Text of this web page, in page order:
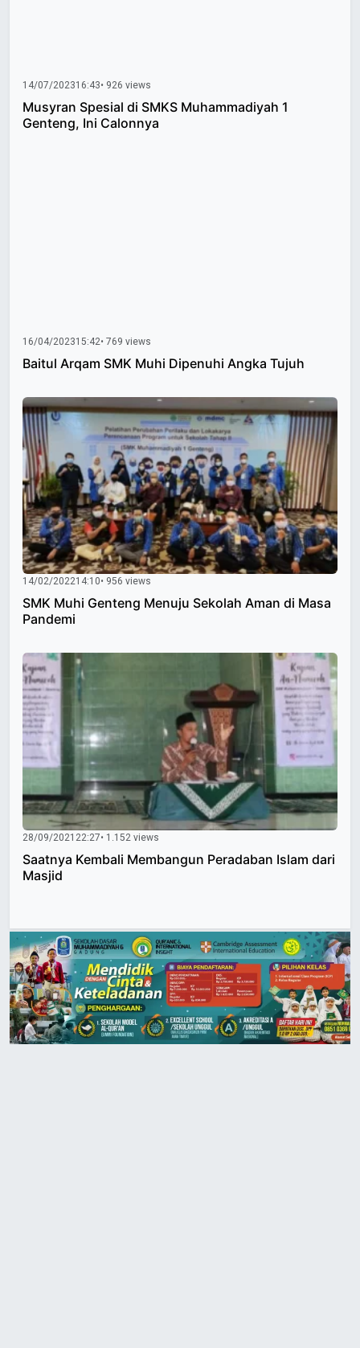
14/07/202316:43• 926 views
Musyran Spesial di SMKS Muhammadiyah 1
Genteng, Ini Calonnya
16/04/202315:42• 769 views
Baitul Arqam SMK Muhi Dipenuhi Angka Tujuh
14/02/202214:10• 956 views
SMK Muhi Genteng Menuju Sekolah Aman di Masa
Pandemi
28/09/2021 22:27• 1.152 views
Saatnya Kembali Membangun Peradaban Islam dari
Masjid